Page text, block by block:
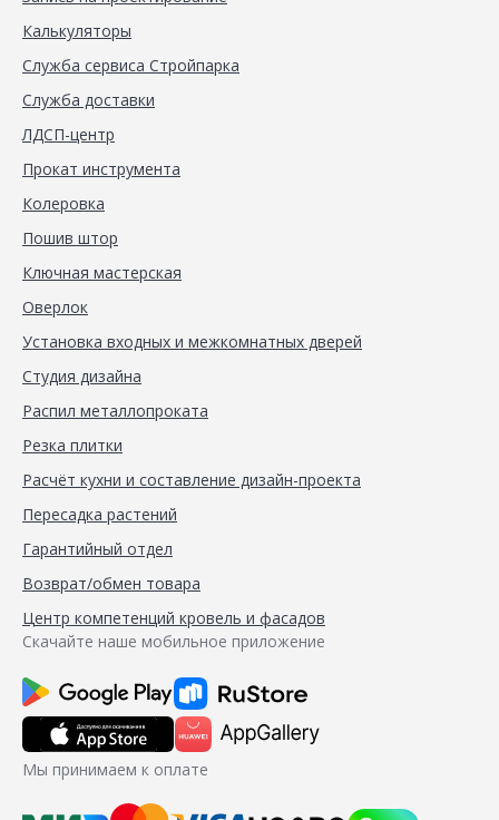
Калькуляторы
Служба сервиса Стройпарка
Служба доставки
ЛДСП-центр
Прокат инструмента
Колеровка
Пошив штор
Ключная мастерская
Оверлок
Установка входных и межкомнатных дверей
Студия дизайна
Распил металлопроката
Резка плитки
Расчёт кухни и составление дизайн-проекта
Пересадка растений
Гарантийный отдел
Возврат/обмен товара
Центр компетенций кровель и фасадов
Скачайте наше мобильное приложение
Мы принимаем к оплате